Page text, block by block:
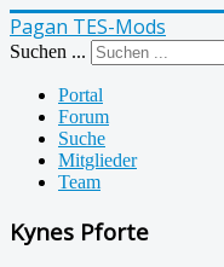
Pagan TES-Mods
Suchen ...
Portal
Forum
Suche
Mitglieder
Team
Kynes Pforte